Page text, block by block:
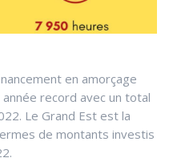
en amorçage
record avec un total
Le Grand Est est la
de montants investis